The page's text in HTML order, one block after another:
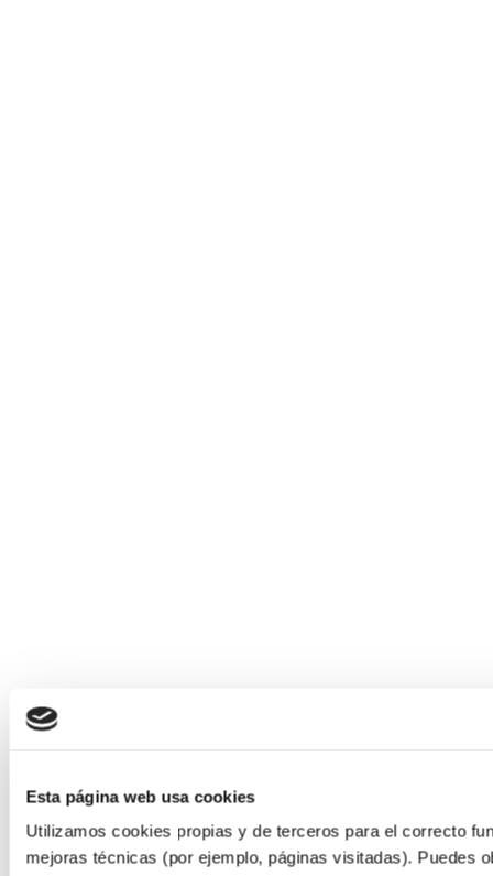
Esta página web usa cookies
Utilizamos cookies propias y de terceros para el correcto
mejoras técnicas (por ejemplo, páginas visitadas). Puedes